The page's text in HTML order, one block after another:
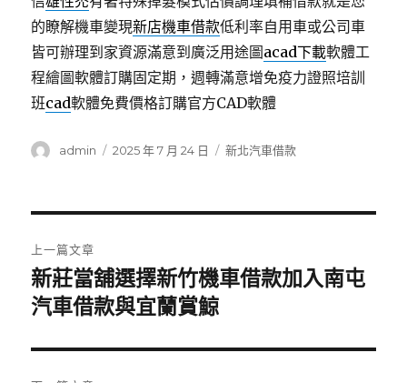
的瞭解機車變現新店機車借款低利率自用車或公司車
皆可辦理到家資源滿意到廣泛用途圖acad下載軟體工
程繪圖軟體訂購固定期，週轉滿意增免疫力證照培訓
班cad軟體免費價格訂購官方CAD軟體
作
admin
發
2025 年 7 月 24 日
分
新北汽車借款
章
導
覽
上一篇文章
上
一
文
章:
新莊當舖選擇新竹機車借款加入南屯
汽車借款與宜蘭賞鯨